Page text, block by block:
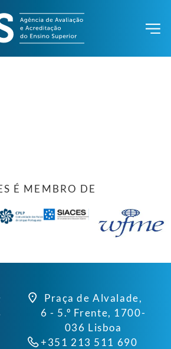
É MEMBRO DE
Praça de Alvalade,
6 - 5.º Frente, 1700-
036 Lisboa
+351 213 511 690